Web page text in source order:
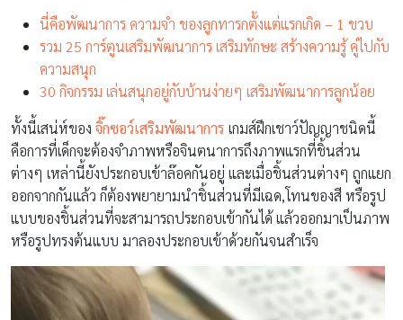
นี่คือพัฒนาการ ความจำ ของลูกทารกตั้งแต่แรกเกิด – 1 ขวบ
รวม 25 การ์ตูนเสริมพัฒนาการ เสริมทักษะ สร้างความรู้ คู่ไปกับ
ความสนุก
30 กิจกรรม เล่นสนุกอยู่กับบ้านง่ายๆ เสริมพัฒนาการลูกน้อย
ทั้งนี้เสน่ห์ของ จิ๊กซอว์เสริมพัฒนาการ เกมส์ฝึกเชาว์ปัญญาชนิดนี้
คือการที่เด็กจะต้องจำภาพหรือจินตนาการถึงภาพแรกที่ชิ้นส่วน
ต่างๆ เหล่านี้ยังประกอบเข้าล๊อคกันอยู่ และเมื่อชิ้นส่วนต่างๆ ถูกแยก
ออกจากกันแล้ว ก็ต้องพยายามนำชิ้นส่วนที่มีเฉด,โทนของสี หรือรูป
แบบของชิ้นส่วนที่จะสามารถประกอบเข้ากันได้ แล้วออกมาเป็นภาพ
หรือรูปทรงต้นแบบ มาลองประกอบเข้าด้วยกันจนสำเร็จ